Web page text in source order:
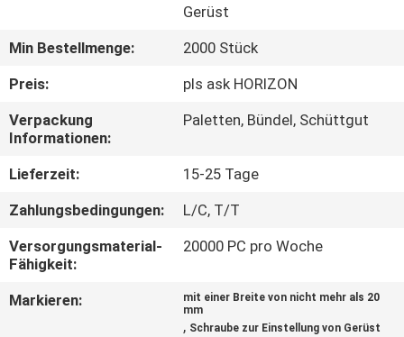
AUSFLUG
QUALITÄTSKONTROLLE
TRETEN
SIE
MIT
UNS
IN
VERBINDUNG
Gerüst
Min Bestellmenge:
2000 Stück
Preis:
pls ask HORIZON
Verpackung
Informationen:
Paletten, Bündel, Schüttgut
Lieferzeit:
15-25 Tage
Zahlungsbedingungen:
L/C, T/T
Versorgungsmaterial-
Fähigkeit:
20000 PC pro Woche
Markieren:
mit einer Breite von nicht mehr als 20
mm
, Schraube zur Einstellung von Gerüst